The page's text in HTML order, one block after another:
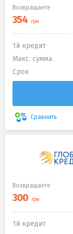
Возвращаете
1й кредит
Макс. сумма
Срок
Сравнить
Возвращаете
1й кредит